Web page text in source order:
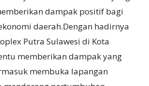
dampak positif bagi
daerah.Dengan hadirnya
Putra Sulawesi di Kota
memberikan dampak yang
membuka lapangan